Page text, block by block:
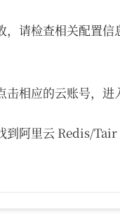
请检查相关配置信
击相应的云账号，进
到阿里云 Redis/